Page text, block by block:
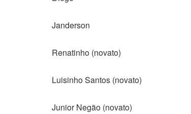
Janderson
Renatinho (novato)
Luisinho Santos (novato)
Junior Negão (novato)